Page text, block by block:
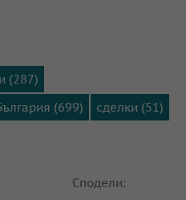
(287)
(699)
сделки (51)
Сподели: